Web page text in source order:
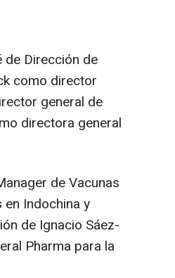
de Dirección de
como director
general de
directora general
de Vacunas
Indochina y
de Ignacio Sáez-
Pharma para la